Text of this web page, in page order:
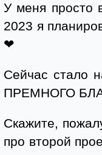
У меня просто
2023 я
❤
Сейчас стало
ПРЕМНОГО
Скажите,
про второй